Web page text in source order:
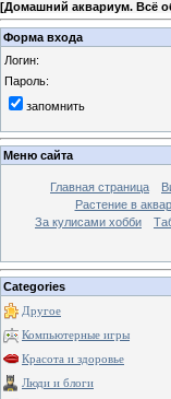
[Домашний аквариум. Всё
Форма входа
Логин:
Пароль:
запомнить
Меню сайта
Главная страница
Растение в
За кулисами хобби
Categories
Другое
Компьютерные игры
Красота и здоровье
Люди и блоги